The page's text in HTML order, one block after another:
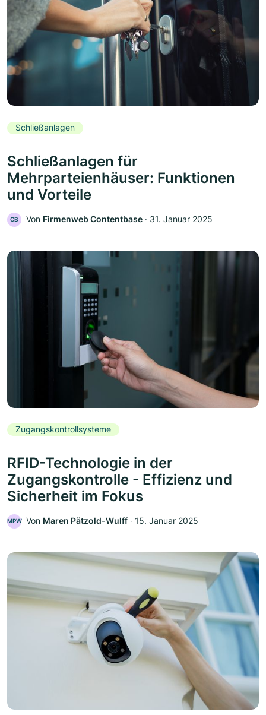
Schließanlagen
Schließanlagen für
Mehrparteienhäuser: Funktionen
und Vorteile
CB Von Firmenweb Contentbase ‧ 31. Januar 2025
Zugangskontrollsysteme
RFID-Technologie in der
Zugangskontrolle - Effizienz und
Sicherheit im Fokus
MPW Von Maren Pätzold-Wulff ‧ 15. Januar 2025